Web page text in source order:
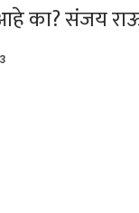
का? संजय